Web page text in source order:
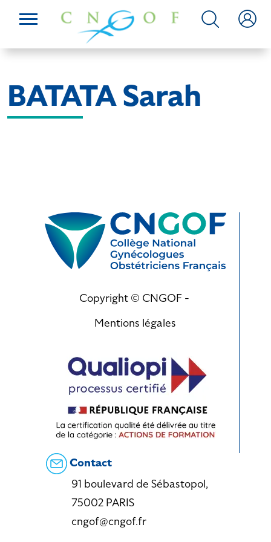
BATATA Sarah
Copyright © CNGOF -
Mentions légales
Contact
91 boulevard de Sébastopol,
75002 PARIS
cngof@cngof.fr